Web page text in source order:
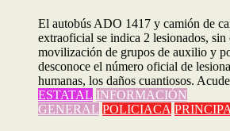
El autobús ADO 1417 y camión de
extraoficial se indica 2 lesionados, sin
movilización de grupos de auxilio y
desconoce el número oficial de
humanas, los daños cuantiosos.
ESTATAL INFORMACIÓN
GENERAL POLICIACA